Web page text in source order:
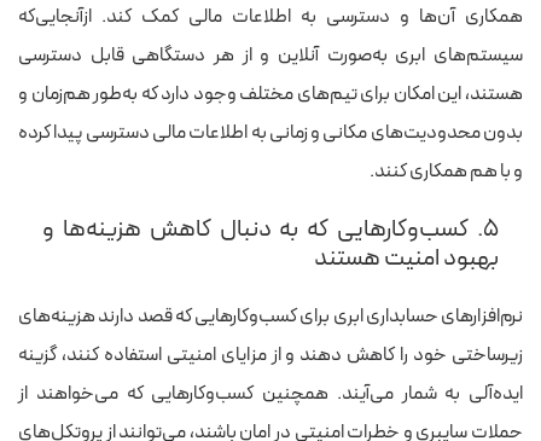
همکاری آن‌ها و دسترسی به اطلاعات مالی کمک کند. ازآنجایی‌که
سیستم‌های ابری به‌صورت آنلاین و از هر دستگاهی قابل دسترسی
هستند، این امکان برای تیم‌های مختلف وجود دارد که به‌طور هم‌زمان و
بدون محدودیت‌های مکانی و زمانی به اطلاعات مالی دسترسی پیدا کرده
و با هم همکاری کنند.
۵. کسب‌وکارهایی که به دنبال کاهش هزینه‌ها و
بهبود امنیت هستند
نرم‌افزارهای حسابداری ابری برای کسب‌وکارهایی که قصد دارند هزینه‌های
زیرساختی خود را کاهش دهند و از مزایای امنیتی استفاده کنند، گزینه
ایده‌آلی به شمار می‌آیند. همچنین کسب‌وکارهایی که می‌خواهند از
حملات سایبری و خطرات امنیتی در امان باشند، می‌توانند از پروتکل‌های